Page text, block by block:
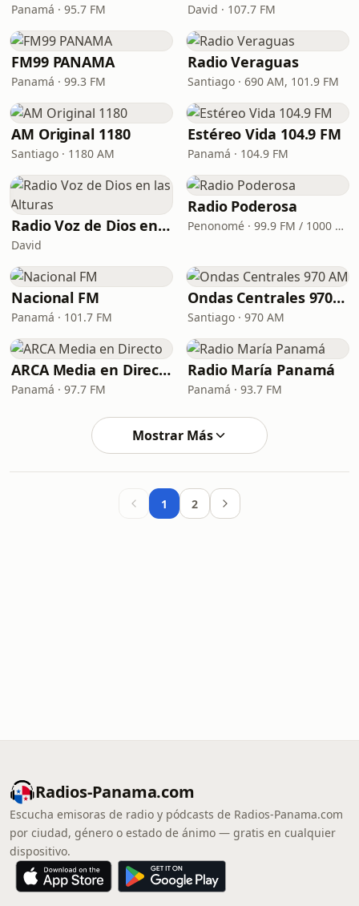
Panamá · 95.7 FM David · 107.7 FM
FM99 PANAMA
Panamá · 99.3 FM
Radio Veraguas
Santiago · 690 AM, 101.9 FM
AM Original 1180
Santiago · 1180 AM
Estéreo Vida 104.9 FM
Panamá · 104.9 FM
Radio Voz de Dios en las Alturas
David
Radio Poderosa
Penonomé · 99.9 FM / 1000 AM
Nacional FM
Panamá · 101.7 FM
Ondas Centrales 970 AM
Santiago · 970 AM
ARCA Media en Directo
Panamá · 97.7 FM
Radio María Panamá
Panamá · 93.7 FM
Mostrar Más
1 2
Radios-Panama.com
Escucha emisoras de radio y pódcasts de Radios-Panama.com
por ciudad, género o estado de ánimo — gratis en cualquier
dispositivo.